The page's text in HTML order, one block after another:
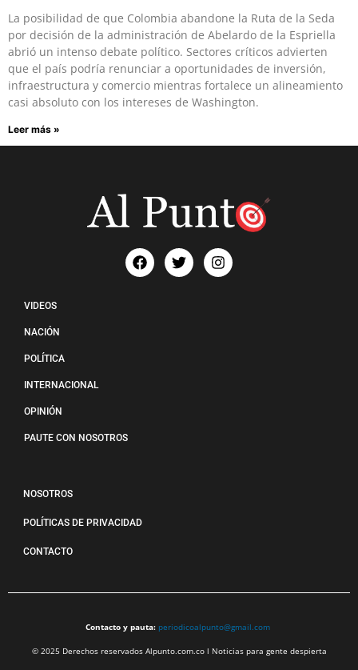
La posibilidad de que Colombia abandone la Ruta de la Seda
por decisión de la administración de Abelardo de la Espriella
abrió un intenso debate político. Sectores críticos advierten
que el país podría renunciar a oportunidades de inversión,
infraestructura y comercio mientras fortalece un alineamiento
casi absoluto con los intereses de Washington.
Leer más »
VIDEOS
NACIÓN
POLÍTICA
INTERNACIONAL
OPINIÓN
PAUTE CON NOSOTROS
NOSOTROS
POLÍTICAS DE PRIVACIDAD
CONTACTO
Contacto y pauta: periodicoalpunto@gmail.com
© 2025 Derechos reservados Alpunto.com.co l Noticias para gente despierta